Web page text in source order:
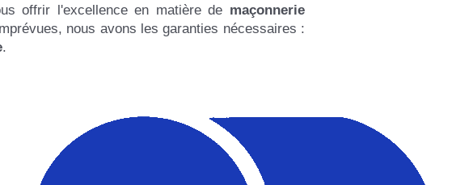
offrir l'excellence en matière de maçonnerie
nous avons les garanties nécessaires :
.